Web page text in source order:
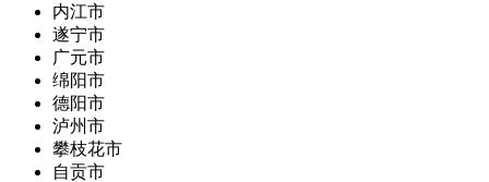
内江市
遂宁市
广元市
绵阳市
德阳市
泸州市
攀枝花市
自贡市